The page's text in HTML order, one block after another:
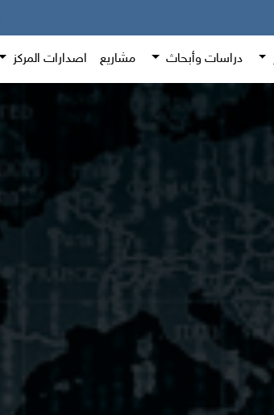
دراسات وأبحاث مشاريع اصدارات المركز